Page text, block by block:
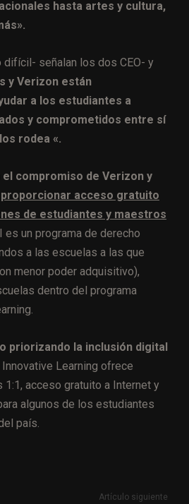
hasta artes y cultura,
difícil- señalan los dos CEO- y
y Verizon están
a los estudiantes a
y comprometidos entre sí
rodea «.
el compromiso de Verizon y
proporcionar acceso gratuito
de estudiantes y maestros
es un programa de derecho
a las escuelas a las que
menor poder adquisitivo),
dentro del programa
priorizando la inclusión digital
Learning ofrece
acceso gratuito a Internet y
algunos de los estudiantes
país.
Artículo siguiente